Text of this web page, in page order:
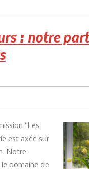
: notre
“Les
est axée sur
Notre
domaine de